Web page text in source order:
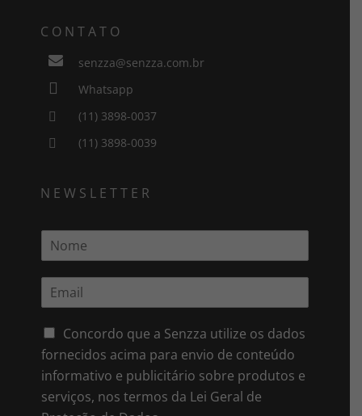
CONTATO
 senzza@senzza.com.br
 Whatsapp
 (11) 3898-0037
 (11) 3898-0039
NEWSLETTER
m
i
l
*
Concordo que a Senzza utilize os dados
fornecidos acima para envio de conteúdo
informativo e publicitário sobre produtos e
serviços, nos termos da Lei Geral de